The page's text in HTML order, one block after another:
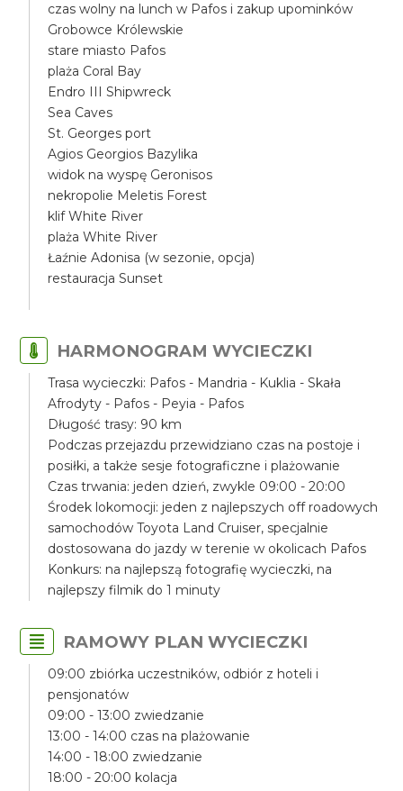
czas wolny na lunch w Pafos i zakup upominków
Grobowce Królewskie
stare miasto Pafos
plaża Coral Bay
Endro III Shipwreck
Sea Caves
St. Georges port
Agios Georgios Bazylika
widok na wyspę Geronisos
nekropolie Meletis Forest
klif White River
plaża White River
Łaźnie Adonisa (w sezonie, opcja)
restauracja Sunset
HARMONOGRAM WYCIECZKI
Trasa wycieczki: Pafos - Mandria - Kuklia - Skała
Afrodyty - Pafos - Peyia - Pafos
Długość trasy: 90 km
Podczas przejazdu przewidziano czas na postoje i
posiłki, a także sesje fotograficzne i plażowanie
Czas trwania: jeden dzień, zwykle 09:00 - 20:00
Środek lokomocji: jeden z najlepszych off roadowych
samochodów Toyota Land Cruiser, specjalnie
dostosowana do jazdy w terenie w okolicach Pafos
Konkurs: na najlepszą fotografię wycieczki, na
najlepszy filmik do 1 minuty
RAMOWY PLAN WYCIECZKI
09:00 zbiórka uczestników, odbiór z hoteli i
pensjonatów
09:00 - 13:00 zwiedzanie
13:00 - 14:00 czas na plażowanie
14:00 - 18:00 zwiedzanie
18:00 - 20:00 kolacja